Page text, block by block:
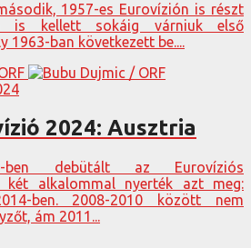
1957-es Eurovízión is részt
is kellett sokáig várniuk első
1963-ban következett be....
2024: Ausztria
ben debütált az Eurovíziós
két alkalommal nyerték azt meg:
ben. 2008-2010 között nem
ám 2011...